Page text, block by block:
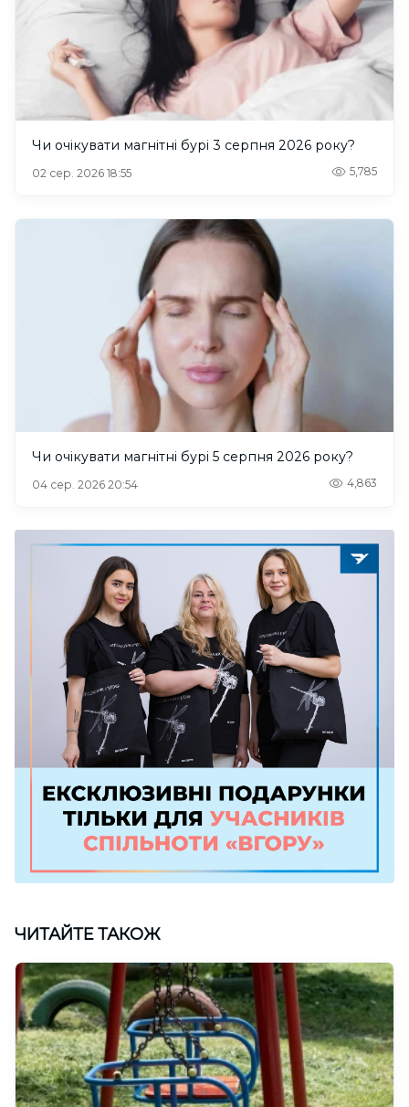
Чи очікувати магнітні бурі 3 серпня 2026 року?
02 сер. 2026 18:55 5,785
Чи очікувати магнітні бурі 5 серпня 2026 року?
04 сер. 2026 20:54 4,863
ЧИТАЙТЕ ТАКОЖ